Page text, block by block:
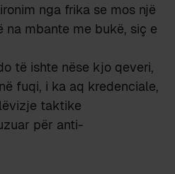
nga frika se mos një
mbante me bukë, siç e
të ishte nëse kjo qeveri,
fuqi, i ka aq kredenciale,
taktike
për anti-